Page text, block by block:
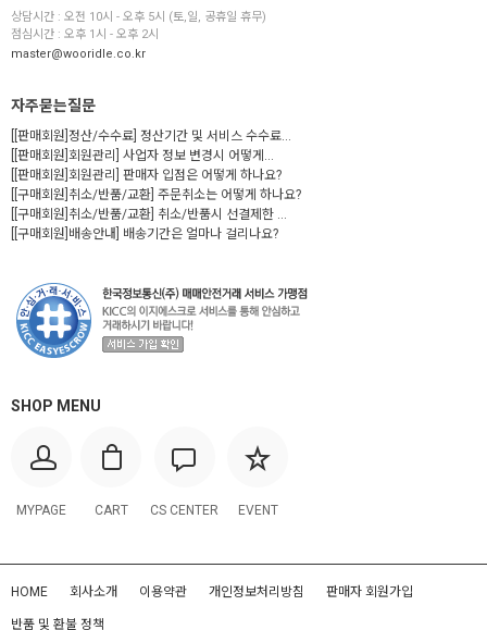
상담시간 : 오전 10시 - 오후 5시 (토,일, 공휴일 휴무)
점심시간 : 오후 1시 - 오후 2시
master@wooridle.co.kr
자주묻는질문
[[판매회원]정산/수수료] 정산기간 및 서비스 수수료...
[[판매회원]회원관리] 사업자 정보 변경시 어떻게...
[[판매회원]회원관리] 판매자 입점은 어떻게 하나요?
[[구매회원]취소/반품/교환] 주문취소는 어떻게 하나요?
[[구매회원]취소/반품/교환] 취소/반품시 선결제한 ...
[[구매회원]배송안내] 배송기간은 얼마나 걸리나요?
SHOP MENU
MYPAGE CART CS CENTER EVENT
HOME 회사소개 이용약관 개인정보처리방침 판매자 회원가입
반품 및 환불 정책